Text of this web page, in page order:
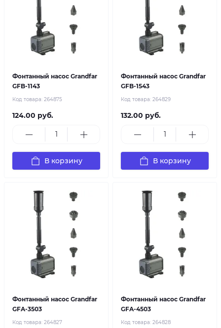
Фонтанный насос Grandfar
GFB-1143
Код товара: 264875
124.00 руб.
В корзину
Фонтанный насос Grandfar
GFB-1543
Код товара: 264829
132.00 руб.
В корзину
Фонтанный насос Grandfar
GFA-3503
Код товара: 264827
Фонтанный насос Grandfar
GFA-4503
Код товара: 264828